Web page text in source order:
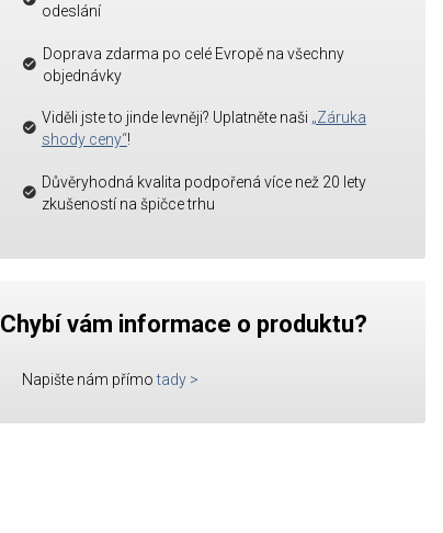
odeslání
Doprava zdarma po celé Evropě na všechny
objednávky
Viděli jste to jinde levněji? Uplatněte naši „Záruka
shody ceny“!
Důvěryhodná kvalita podpořená více než 20 lety
zkušeností na špičce trhu
Chybí vám informace o produktu?
Napište nám přímo tady >